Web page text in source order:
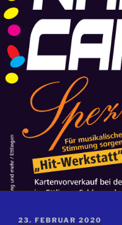
VERÖFFENTLICHT
23. FEBRUAR 2020